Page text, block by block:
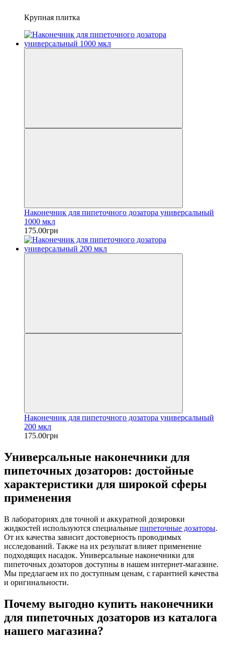
Крупная плитка
Наконечник для пипеточного дозатора универсальный
1000 мкл
175.00грн
Наконечник для пипеточного дозатора универсальный
200 мкл
175.00грн
Универсальные наконечники для
пипеточных дозаторов: достойные
характеристики для широкой сферы
применения
В лабораториях для точной и аккуратной дозировки
жидкостей используются специальные пипеточные дозаторы.
От их качества зависит достоверность проводимых
исследований. Также на их результат влияет применение
подходящих насадок. Универсальные наконечники для
пипеточных дозаторов доступны в нашем интернет-магазине.
Мы предлагаем их по доступным ценам, с гарантией качества
и оригинальности.
Почему выгодно купить наконечники
для пипеточных дозаторов из каталога
нашего магазина?